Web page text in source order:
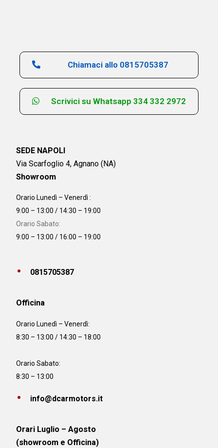
Chiamaci allo 0815705387
Scrivici su Whatsapp 334 332 2972
SEDE NAPOLI
Via Scarfoglio 4, Agnano (NA)
Showroom
Orario Lunedì – Venerdì :
9:00 – 13:00 / 14:30 – 19:00
Orario Sabato:
9:00 – 13:00 / 16:00 – 19:00
0815705387
Officina
Orario Lunedì – Venerdì:
8:30 – 13:00 / 14:30 – 18:00
Orario Sabato:
8:30 – 13:00
info@dcarmotors.it
Orari Luglio – Agosto
(showroom e Officina)